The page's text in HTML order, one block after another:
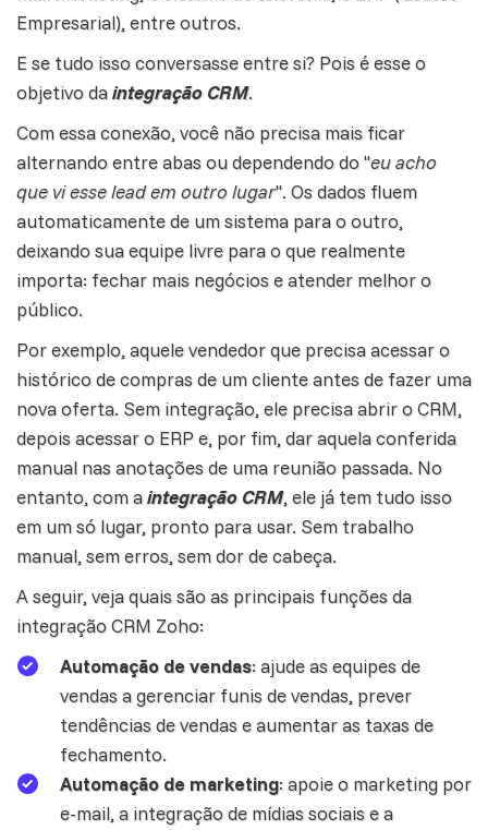
Empresarial), entre outros.
E se tudo isso conversasse entre si? Pois é esse o
objetivo daintegração CRM.
Com essa conexão, você não precisa mais ficar
alternando entre abas ou dependendo do "eu acho
que vi esse lead em outro lugar". Os dados fluem
automaticamente de um sistema para o outro,
deixando sua equipe livre para o que realmente
importa: fechar mais negócios e atender melhor o
público.
Por exemplo, aquele vendedor que precisa acessar o
histórico de compras de um cliente antes de fazer uma
nova oferta. Sem integração, ele precisa abrir o CRM,
depois acessar o ERP e, por fim, dar aquela conferida
manual nas anotações de uma reunião passada. No
entanto, com aintegração CRM, ele já tem tudo isso
em um só lugar, pronto para usar. Sem trabalho
manual, sem erros, sem dor de cabeça.
A seguir, veja quais são as principais funções da
integração CRM Zoho:
Automação de vendas: ajude as equipes de
vendas a gerenciar funis de vendas, prever
tendências de vendas e aumentar as taxas de
fechamento.
Automação de marketing: apoie o marketing por
e-mail, a integração de mídias sociais e a